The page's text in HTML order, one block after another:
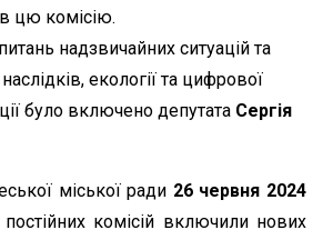
цю комісію.
надзвичайних ситуацій та
наслідків, екології та цифрової
було включено депутата Сергія
міської ради 26 червня 2024
комісій включили нових